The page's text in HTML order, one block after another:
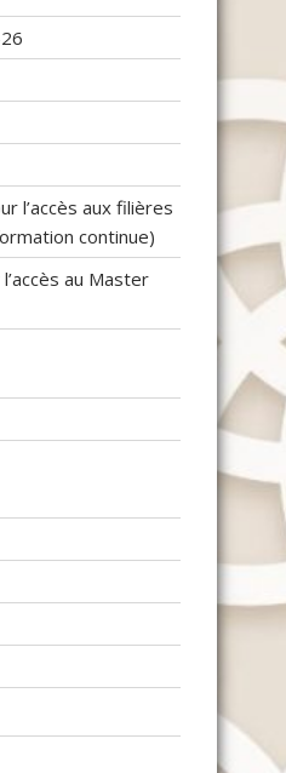
l’accès aux filières
continue)
au Master